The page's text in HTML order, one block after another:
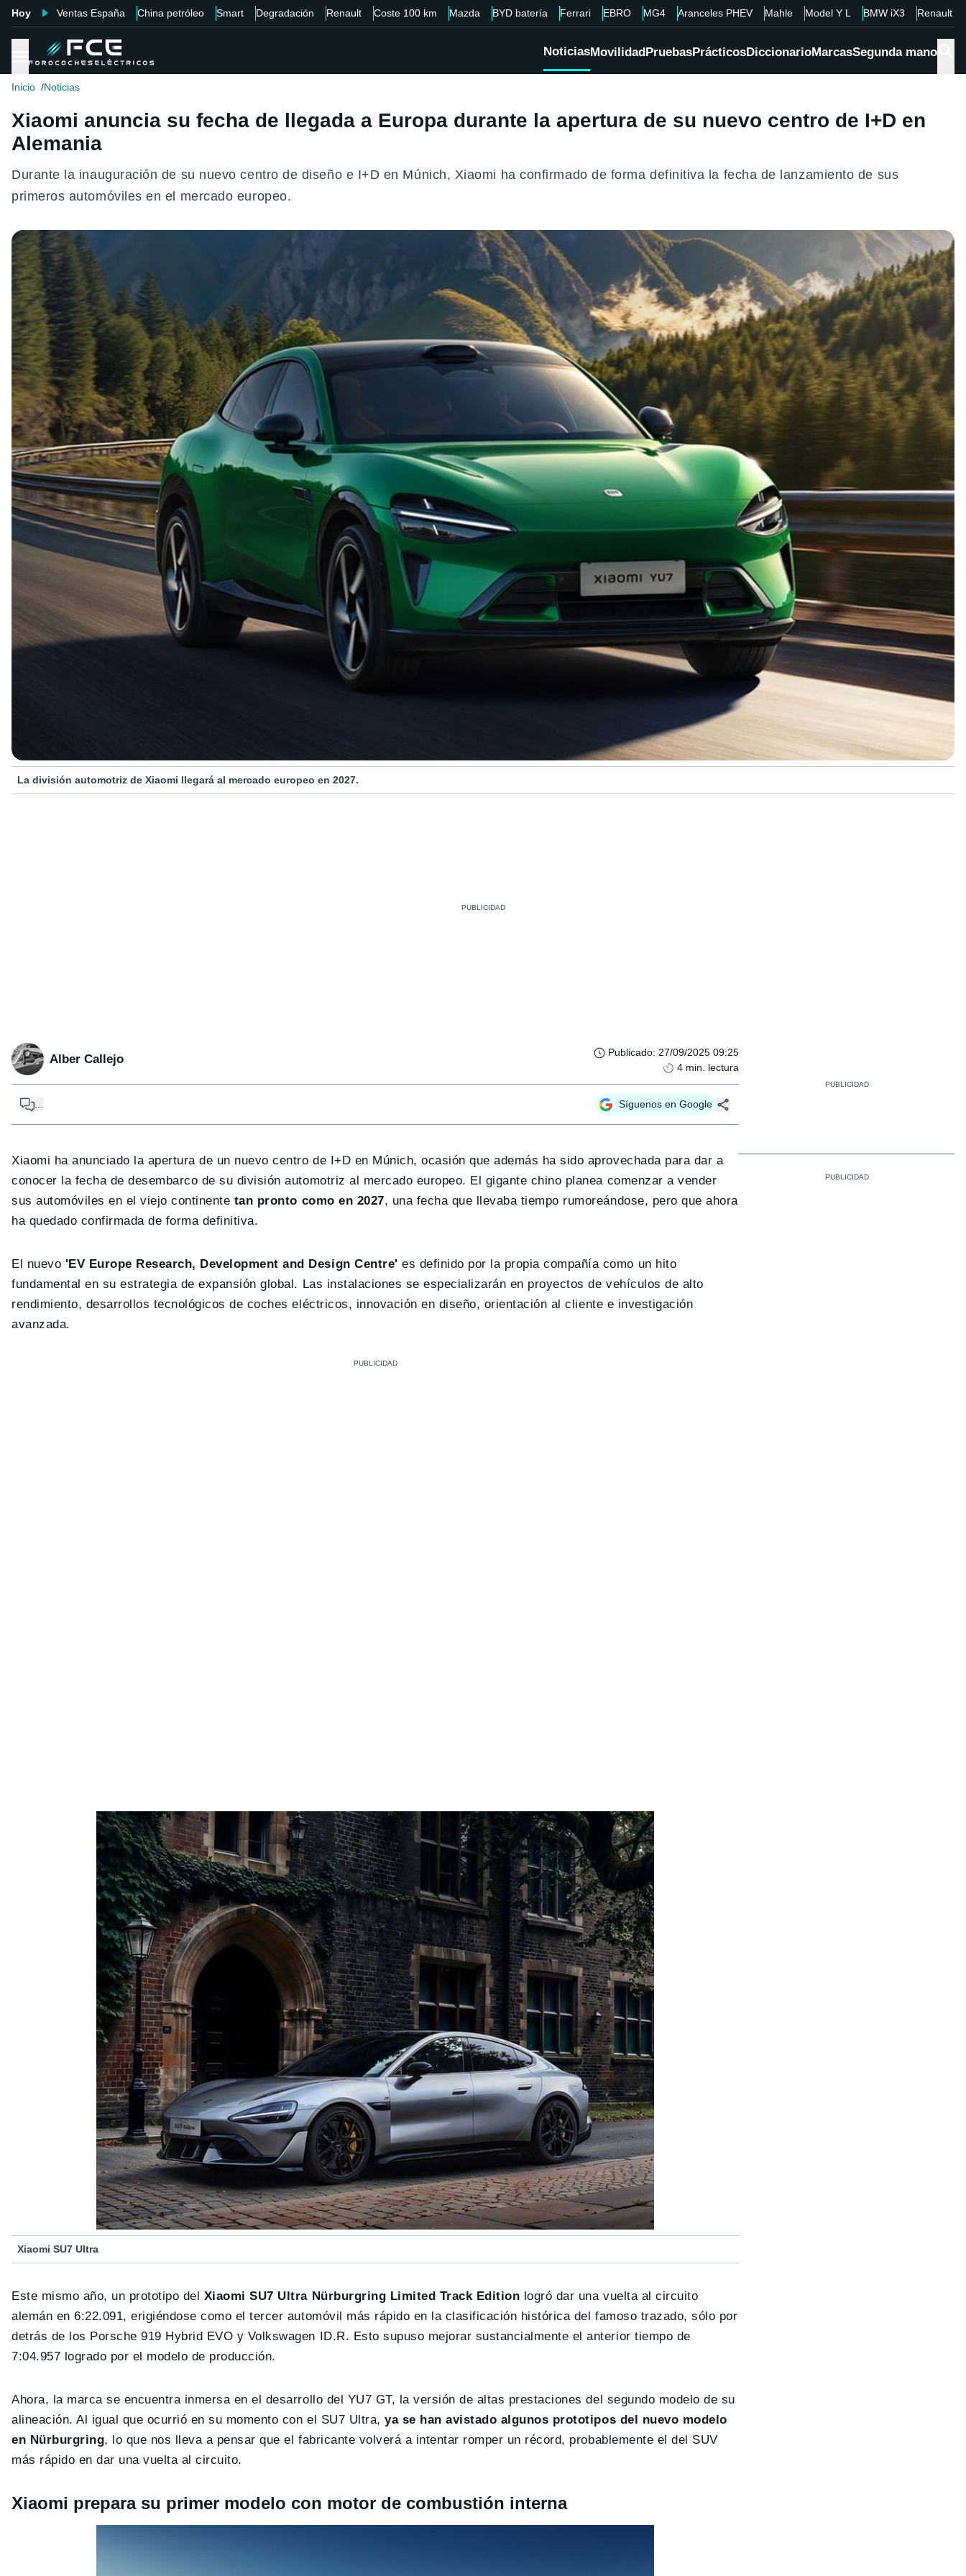
Hoy Ventas España China petróleo Smart Degradación Renault Coste 100 km Mazda BYD batería Ferrari EBRO MG4 Aranceles PHEV Mahle Model Y L BMW iX3 Renault
NoticiasMovilidadPruebasPrácticosDiccionarioMarcasSegunda mano
Inicio Noticias
Xiaomi anuncia su fecha de llegada a Europa durante la apertura de su nuevo centro de I+D en
Alemania
Durante la inauguración de su nuevo centro de diseño e I+D en Múnich, Xiaomi ha confirmado de forma definitiva la fecha de lanzamiento de sus
primeros automóviles en el mercado europeo.
La división automotriz de Xiaomi llegará al mercado europeo en 2027.
Alber Callejo Publicado: 27/09/2025 09:25
4 min. lectura
... Síguenos en Google
Xiaomi ha anunciado la apertura de un nuevo centro de I+D en Múnich, ocasión que además ha sido aprovechada para dar a
conocer la fecha de desembarco de su división automotriz al mercado europeo. El gigante chino planea comenzar a vender
sus automóviles en el viejo continente tan pronto como en 2027, una fecha que llevaba tiempo rumoreándose, pero que ahora
ha quedado confirmada de forma definitiva.
El nuevo 'EV Europe Research, Development and Design Centre' es definido por la propia compañía como un hito
fundamental en su estrategia de expansión global. Las instalaciones se especializarán en proyectos de vehículos de alto
rendimiento, desarrollos tecnológicos de coches eléctricos, innovación en diseño, orientación al cliente e investigación
avanzada.
Xiaomi SU7 Ultra
Este mismo año, un prototipo del Xiaomi SU7 Ultra Nürburgring Limited Track Edition logró dar una vuelta al circuito
alemán en 6:22.091, erigiéndose como el tercer automóvil más rápido en la clasificación histórica del famoso trazado, sólo por
detrás de los Porsche 919 Hybrid EVO y Volkswagen ID.R. Esto supuso mejorar sustancialmente el anterior tiempo de
7:04.957 logrado por el modelo de producción.
Ahora, la marca se encuentra inmersa en el desarrollo del YU7 GT, la versión de altas prestaciones del segundo modelo de su
alineación. Al igual que ocurrió en su momento con el SU7 Ultra,ya se han avistado algunos prototipos del nuevo modelo
en Nürburgring, lo que nos lleva a pensar que el fabricante volverá a intentar romper un récord, probablemente el del SUV
más rápido en dar una vuelta al circuito.
Xiaomi prepara su primer modelo con motor de combustión interna